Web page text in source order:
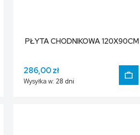
PŁYTA CHODNIKOWA 120X90CM
286,00 zł
Wysyłka w: 28 dni